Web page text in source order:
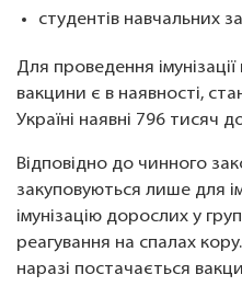
студентів навчальних
Для проведення
вакцини є в наявності,
Україні наявні 796 тисяч
Відповідно до чинного
закуповуються лише для
імунізацію дорослих у
реагування на спалах
наразі постачається